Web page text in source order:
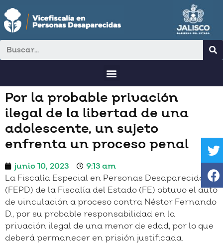
Por la probable privación
ilegal de la libertad de una
adolescente, un sujeto
enfrenta un proceso penal
junio 10, 2023
9:13 am
La Fiscalía Especial en Personas Desaparecidas
(FEPD) de la Fiscalía del Estado (FE) obtuvo el auto
de vinculación a proceso contra Néstor Fernando
D., por su probable responsabilidad en la
privación ilegal de una menor de edad, por lo que
deberá permanecer en prisión justificada.